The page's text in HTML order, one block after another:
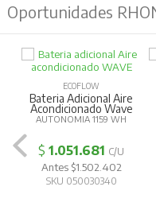
Oportunidades
ECOFLOW
Bateria Adicional Aire
Acondicionado Wave
AUTONOMIA 1159 WH
$1.051.681 C/U
Antes $1.502.402
SKU 050030340